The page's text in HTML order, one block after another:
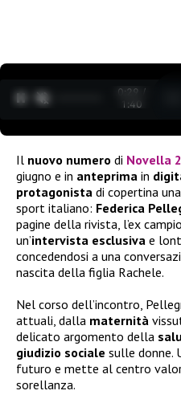
0:30 /
1:40
Il nuovo numero di Novella
giugno e in anteprima in
protagonista di copertina
sport italiano: Federica
pagine della rivista, l’ex
un’intervista esclusiva e
concedendosi a una
nascita della figlia Rachele.
Nel corso dell’incontro,
attuali, dalla maternità
delicato argomento della
giudizio sociale sulle donne.
futuro e mette al centro
sorellanza.